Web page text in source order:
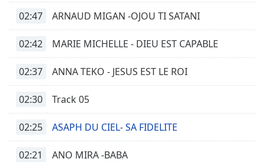
02:47 ARNAUD MIGAN -OJOU TI SATANI
02:42 MARIE MICHELLE - DIEU EST CAPABLE
02:37 ANNA TEKO - JESUS EST LE ROI
02:30 Track 05
02:25 ASAPH DU CIEL- SA FIDELITE
02:21 ANO MIRA -BABA